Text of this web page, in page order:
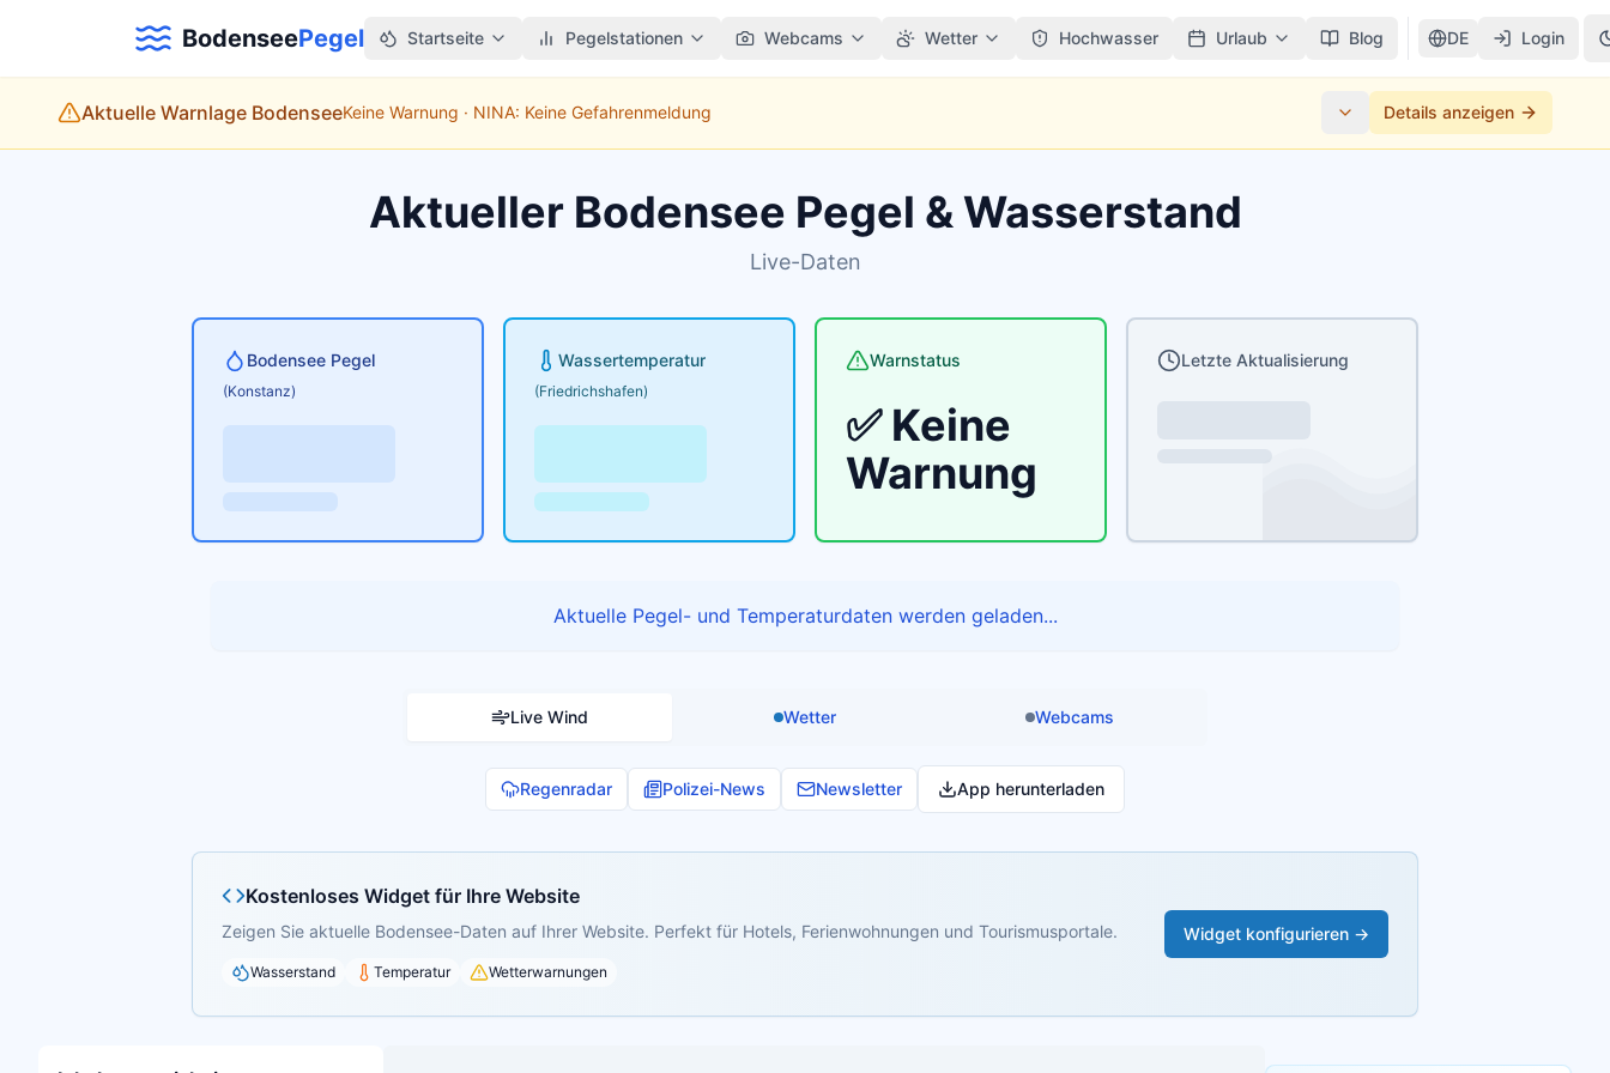
BodenseePegel Startseite Pegelstationen Webcams Wetter Hochwasser Urlaub Blog DE Login
Aktuelle Warnlage BodenseeKeine Warnung · NINA: Keine Gefahrenmeldung Details anzeigen
Aktueller Bodensee Pegel & Wasserstand
Live-Daten
Bodensee Pegel
(Konstanz)
Wassertemperatur
(Friedrichshafen)
Warnstatus
✅ Keine
Warnung
Letzte Aktualisierung
Aktuelle Pegel- und Temperaturdaten werden geladen...
Live Wind Wetter Webcams
Regenradar Polizei-News Newsletter App herunterladen
Kostenloses Widget für Ihre Website
Zeigen Sie aktuelle Bodensee-Daten auf Ihrer Website. Perfekt für Hotels, Ferienwohnungen und Tourismusportale.
Wasserstand Temperatur Wetterwarnungen
Widget konfigurieren →